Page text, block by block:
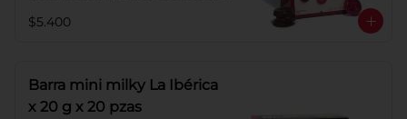
cacao: 52%.
$5.400
Barra mini milky La Ibérica
x 20 g x 20 pzas